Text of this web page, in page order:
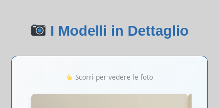
I Modelli in Dettaglio
Scorri per vedere le foto